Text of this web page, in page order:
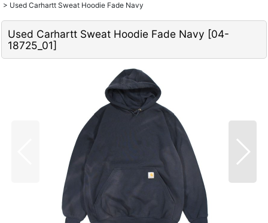
> Used Carhartt Sweat Hoodie Fade Navy
Used Carhartt Sweat Hoodie Fade Navy [04-
18725_01]